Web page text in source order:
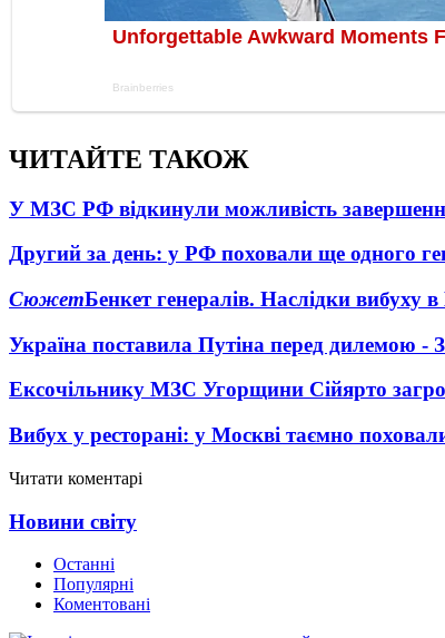
ЧИТАЙТЕ ТАКОЖ
У МЗС РФ відкинули можливість
Другий за день: у РФ поховали ще одного
СюжетБенкет генералів. Наслідки вибуху
Україна поставила Путіна перед дилемою -
Ексочільнику МЗС Угорщини Сійярто
Вибух у ресторані: у Москві таємно
Читати коментарі
Новини світу
Останні
Популярні
Коментовані